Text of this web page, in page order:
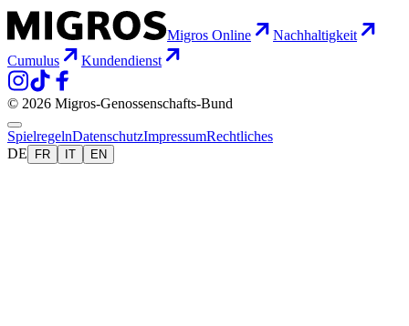
Migros Online
Nachhaltigkeit
Cumulus
Kundendienst
© 2026 Migros-Genossenschafts-Bund
SpielregelnDatenschutzImpressumRechtliches
DE
FR IT EN